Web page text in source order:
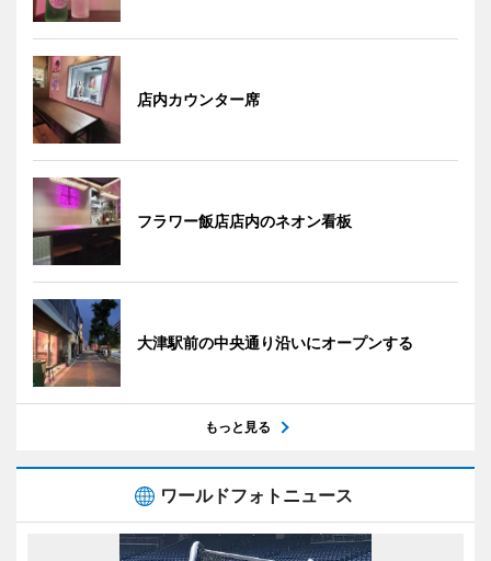
店内カウンター席
フラワー飯店店内のネオン看板
大津駅前の中央通り沿いにオープンする
もっと見る
ワールドフォトニュース